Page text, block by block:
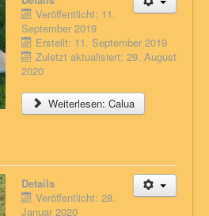
Veröffentlicht: 11.
September 2019
Erstellt: 11. September 2019
Zuletzt aktualisiert: 29. August
2020
Weiterlesen: Calua
Details
Veröffentlicht: 28.
Januar 2020